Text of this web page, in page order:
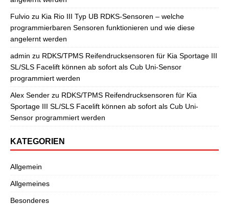
Fulvio zu Kia Rio III Typ UB RDKS-Sensoren – welche
programmierbaren Sensoren funktionieren und wie diese
angelernt werden
admin zu RDKS/TPMS Reifendrucksensoren für Kia Sportage III
SL/SLS Facelift können ab sofort als Cub Uni-Sensor
programmiert werden
Alex Sender zu RDKS/TPMS Reifendrucksensoren für Kia
Sportage III SL/SLS Facelift können ab sofort als Cub Uni-
Sensor programmiert werden
KATEGORIEN
Allgemein
Allgemeines
Besonderes